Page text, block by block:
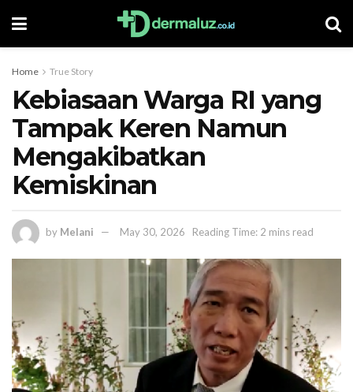
Home True Story
Kebiasaan Warga RI yang
Tampak Keren Namun
Mengakibatkan
Kemiskinan
by Melani May 30, 2026 Reading Time: 2 mins read